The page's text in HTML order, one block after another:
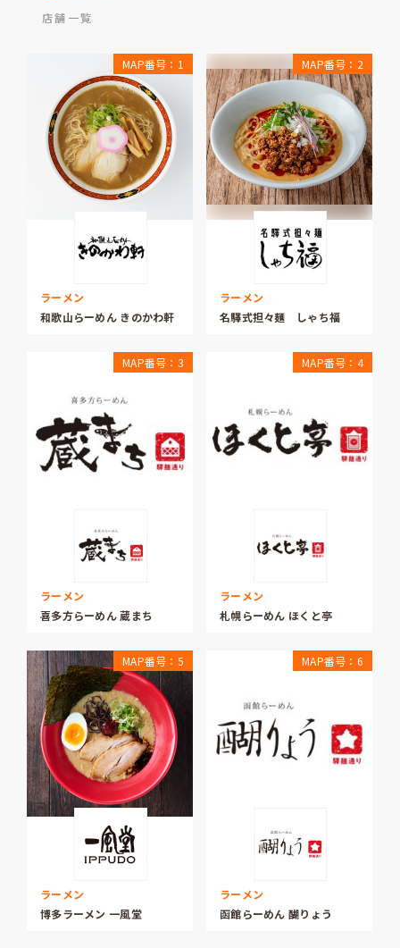
店舗一覧
MAP番号：1
ラーメン
和歌山らーめん きのかわ軒
MAP番号：2
ラーメン
名驛式担々麺 しゃち福
MAP番号：3
ラーメン
喜多方らーめん 蔵まち
MAP番号：4
ラーメン
札幌らーめん ほくと亭
MAP番号：5
ラーメン
博多ラーメン 一風堂
MAP番号：6
ラーメン
函館らーめん 醐りょう